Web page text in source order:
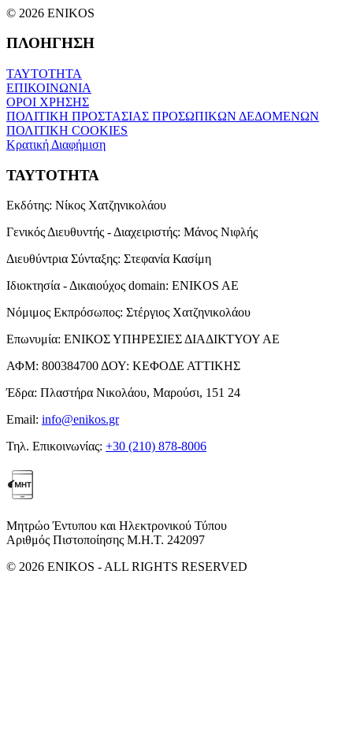
© 2026 ENIKOS
ΠΛΟΗΓΗΣΗ
ΤΑΥΤΟΤΗΤΑ
ΕΠΙΚΟΙΝΩΝΙΑ
ΟΡΟΙ ΧΡΗΣΗΣ
ΠΟΛΙΤΙΚΗ ΠΡΟΣΤΑΣΙΑΣ ΠΡΟΣΩΠΙΚΩΝ ΔΕΔΟΜΕΝΩΝ
ΠΟΛΙΤΙΚΗ COOKIES
Κρατική Διαφήμιση
ΤΑΥΤΟΤΗΤΑ
Εκδότης: Νίκος Χατζηνικολάου
Γενικός Διευθυντής - Διαχειριστής: Μάνος Νιφλής
Διευθύντρια Σύνταξης: Στεφανία Κασίμη
Ιδιοκτησία - Δικαιούχος domain: ENIKOS AE
Νόμιμος Εκπρόσωπος: Στέργιος Χατζηνικολάου
Επωνυμία: ΕΝΙΚΟΣ ΥΠΗΡΕΣΙΕΣ ΔΙΑΔΙΚΤΥΟΥ ΑΕ
ΑΦΜ: 800384700ΔΟΥ: ΚΕΦΟΔΕ ΑΤΤΙΚΗΣ
Έδρα: Πλαστήρα Νικολάου, Μαρούσι, 151 24
Email: info@enikos.gr
Τηλ. Επικοινωνίας: +30 (210) 878-8006
Μητρώο Έντυπου και Ηλεκτρονικού Τύπου
Αριθμός Πιστοποίησης Μ.Η.Τ. 242097
© 2026 ENIKOS - ALL RIGHTS RESERVED